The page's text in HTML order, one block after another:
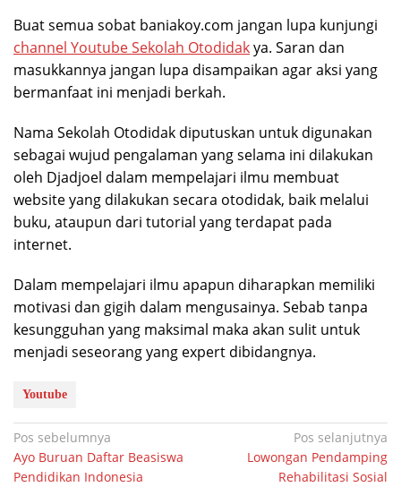
Buat semua sobat baniakoy.com jangan lupa kunjungi
channel Youtube Sekolah Otodidakya. Saran dan
masukkannya jangan lupa disampaikan agar aksi yang
bermanfaat ini menjadi berkah.
Nama Sekolah Otodidak diputuskan untuk digunakan
sebagai wujud pengalaman yang selama ini dilakukan
oleh Djadjoel dalam mempelajari ilmu membuat
website yang dilakukan secara otodidak, baik melalui
buku, ataupun dari tutorial yang terdapat pada
internet.
Dalam mempelajari ilmu apapun diharapkan memiliki
motivasi dan gigih dalam mengusainya. Sebab tanpa
kesungguhan yang maksimal maka akan sulit untuk
menjadi seseorang yang expert dibidangnya.
Youtube
Navigasi
pos
Pos sebelumnya
Ayo Buruan Daftar Beasiswa
Pendidikan Indonesia
Pos selanjutnya
Lowongan Pendamping
Rehabilitasi Sosial